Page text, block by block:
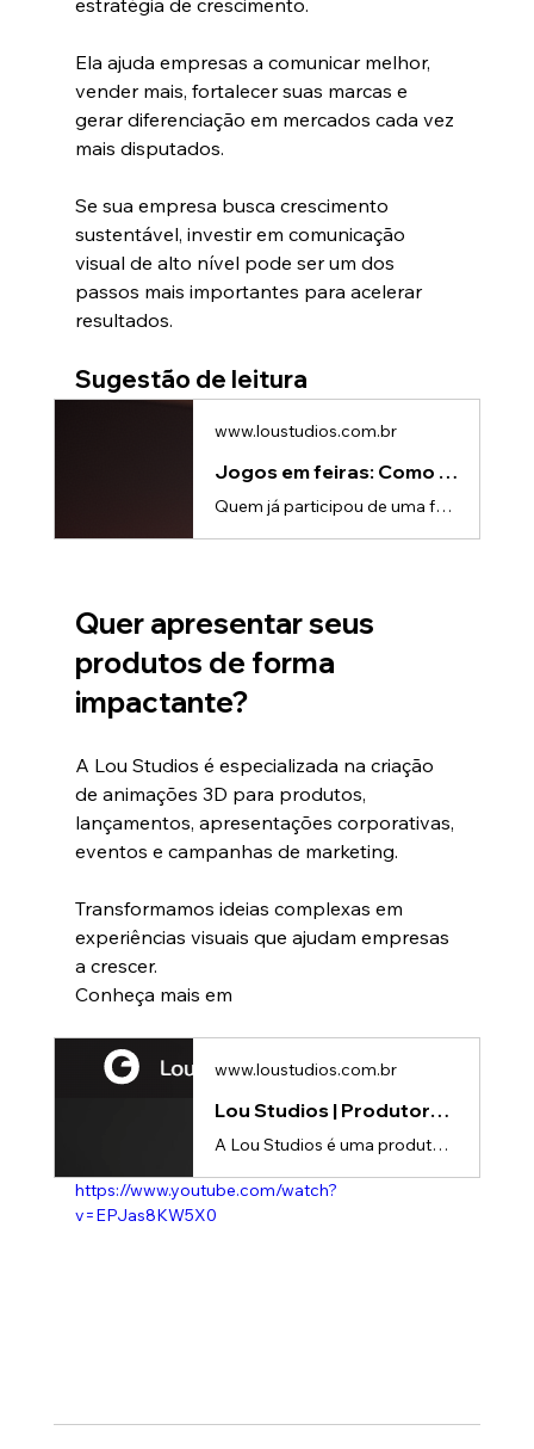
estratégia de crescimento.
Ela ajuda empresas a comunicar melhor,
vender mais, fortalecer suas marcas e
gerar diferenciação em mercados cada vez
mais disputados.
Se sua empresa busca crescimento
sustentável, investir em comunicação
visual de alto nível pode ser um dos
passos mais importantes para acelerar
resultados.
Sugestão de leitura
www.loustudios.com.br
Jogos em feiras: Como gerar leads e resultados com Lou Studios
Quem já participou de uma feira de negócios provavelmente presenciou a seguinte situação:Um estande cheio de pessoas participando de uma ativação divertida, tirando fotos e interagindo com uma experiência digital.Mas surge uma dúvida comum entre gestores de marketing:Essas ações realmente geram negócios ou apenas entretenimento?A resposta é simples: jogos corporativos podem gerar muitos leads e oportunidades comerciais, desde que sejam planejados da forma correta.O problema é que muitas empresas
Quer apresentar seus
produtos de forma
impactante?
A Lou Studios é especializada na criação
de animações 3D para produtos,
lançamentos, apresentações corporativas,
eventos e campanhas de marketing.
Transformamos ideias complexas em
experiências visuais que ajudam empresas
a crescer.
Conheça mais em
www.loustudios.com.br
Lou Studios | Produtora de vídeos
A Lou Studios é uma produtora de vídeos, especializada em animações 3D para lançamento de produtos.
https://www.youtube.com/watch?
v=EPJas8KW5X0